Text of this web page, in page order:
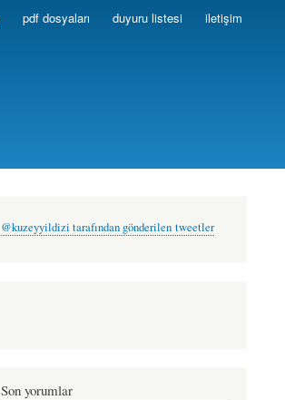
pdf dosyaları duyuru listesi iletişim
@kuzeyyildizi tarafından gönderilen tweetler
Son yorumlar